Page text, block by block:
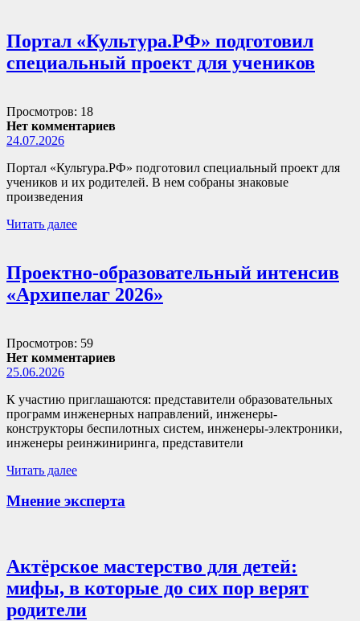
Портал «Культура.РФ» подготовил
специальный проект для учеников
Просмотров: 18
Нет комментариев
24.07.2026
Портал «Культура.РФ» подготовил специальный проект для
учеников и их родителей. В нем собраны знаковые
произведения
Читать далее
Проектно-образовательный интенсив
«Архипелаг 2026»
Просмотров: 59
Нет комментариев
25.06.2026
К участию приглашаются: представители образовательных
программ инженерных направлений, инженеры-
конструкторы беспилотных систем, инженеры-электроники,
инженеры реинжиниринга, представители
Читать далее
Мнение эксперта
Актёрское мастерство для детей:
мифы, в которые до сих пор верят
родители